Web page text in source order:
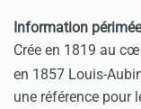
Information
Crée en 1819 au
en 1857 Louis-
une référence pour